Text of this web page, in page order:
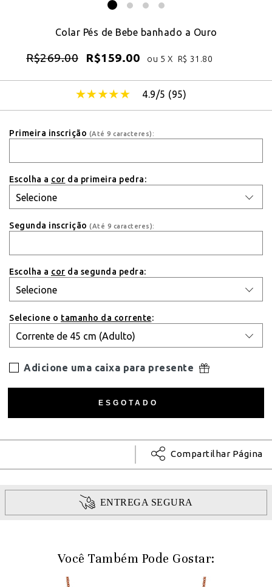
Colar Pés de Bebe banhado a Ouro
R$269.00 R$159.00 ou 5 X R$ 31.80
4.9/5 (95)
Primeira inscrição (Até 9 caracteres):
Escolha a cor da primeira pedra:
Segunda inscrição (Até 9 caracteres):
Escolha a cor da segunda pedra:
Selecione o tamanho da corrente:
Adicione uma caixa para presente
Compartilhar Página
ENTREGA SEGURA
Você Também Pode Gostar: